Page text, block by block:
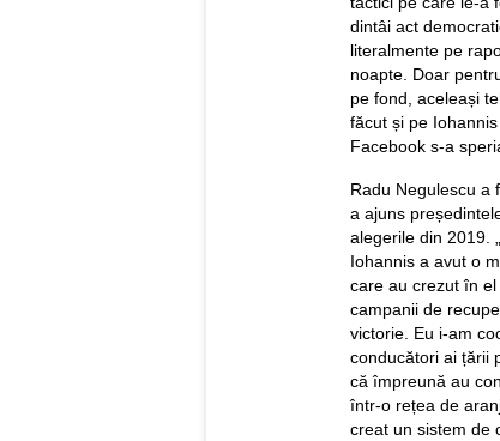
dintâi act
literalmente pe
noapte. Doar
pe fond, aceleași
făcut și pe
Facebook s-a
Radu Negulescu a
a ajuns
alegerile din 2019.
Iohannis a avut o
care au crezut în
campanii de
victorie. Eu i-am
conducători ai țării
că împreună au
într-o rețea de
creat un sistem de